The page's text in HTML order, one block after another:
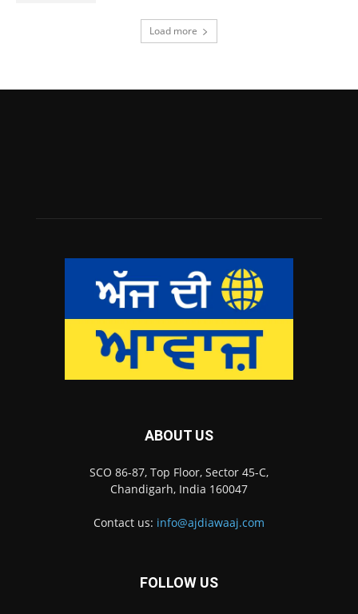
Load more
ABOUT US
SCO 86-87, Top Floor, Sector 45-C,
Chandigarh, India 160047
Contact us: info@ajdiawaaj.com
FOLLOW US